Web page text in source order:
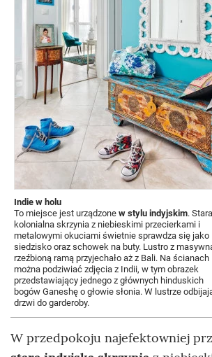
Indie w holu
To miejsce jest urządzone w stylu indyjskim. Stara
kolonialna skrzynia z niebieskimi przecierkami i
metalowymi okuciami świetnie sprawdza się jako
siedzisko oraz schowek na buty. Lustro z
rzeźbioną ramą przyjechało aż z Bali. Na ścianach
można podziwiać zdjęcia z Indii, w tym obrazek
przedstawiający jednego z głównych hinduskich
bogów Ganeshę o głowie słonia. W lustrze
drzwi do garderoby.
W przedpokoju najefektowniej